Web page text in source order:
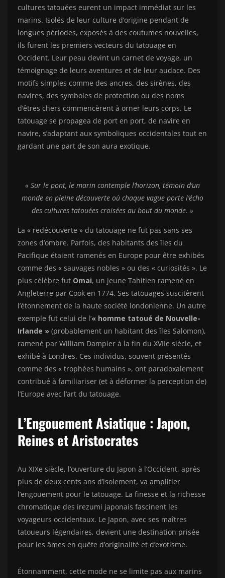
cultures tatouées eurent un impact immédiat sur les
marins. Isolés de leur culture d’origine pendant de
longues périodes, exposés à des coutumes nouvelles,
ils furent les premiers vecteurs du tatouage en
Occident. Leur peau devint un carnet de voyage, un
témoignage de leurs aventures et de leur audace. Des
motifs simples comme des ancres, des sirènes, des
navires, des symboles de protection ou des noms
d’êtres chers commencèrent à orner leurs corps. Le
tatouage se propagea de port en port, de navire en
navire, s’adaptant aux symboliques occidentales tout en
gardant une part de son aura exotique.
« Sur le pont, le marin contemple l’horizon, témoin d’un
monde en pleine découverte où chaque vague porte l’écho
des cultures tatouées croisées au bout du monde. »
La « redécouverte » du tatouage ne fut pas sans ses
zones d’ombre. Parfois, des habitants des îles du
Pacifique étaient ramenés en Europe pour être exhibés
comme des « sauvages nobles » ou des « curiosités ». Le
plus célèbre fut Omai, un jeune Tahitien ramené en
Angleterre par Cook en 1774. Ses tatouages suscitèrent
l’étonnement de la haute société londonienne. Un autre
exemple fut celui de l’« homme tatoué de Nouvelle-
Irlande » (probablement un habitant des îles Salomon),
ramené par William Dampier à la fin du XVIIe siècle, et
exhibé à Londres. Ces individus, souvent présentés
comme des « trophées humains », ont paradoxalement
contribué à familiariser (et à déformer la perception de)
l’Europe avec l’art du tatouage.
L’Engouement Asiatique : Japon,
Reines et Aristocrates
Au XIXe siècle, l’ouverture du Japon à l’Occident, après
plus de deux cents ans d’isolement, va amplifier
l’engouement pour le tatouage. La finesse et la richesse
chromatique des irezumi japonais fascinent les
voyageurs occidentaux. Le Japon, avec ses maîtres
tatoueurs légendaires, devient une destination prisée
pour les âmes en quête d’originalité et d’exotisme.
Étonnamment, cette mode ne se limite pas aux marins